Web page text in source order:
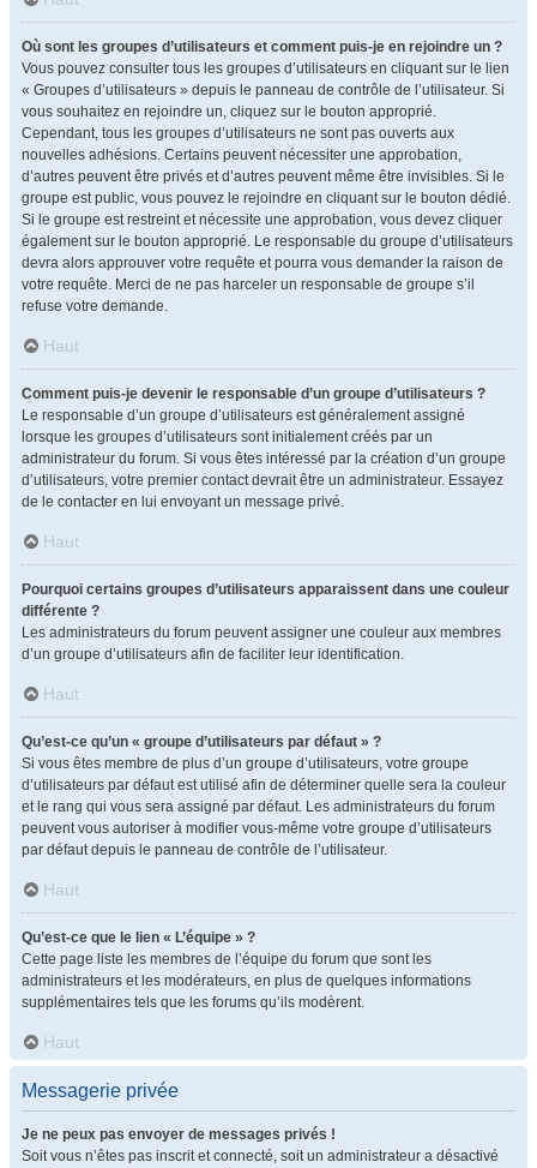
Où sont les groupes d’utilisateurs et comment puis-je en rejoindre un ?
Vous pouvez consulter tous les groupes d’utilisateurs en cliquant sur le lien
« Groupes d’utilisateurs » depuis le panneau de contrôle de l’utilisateur. Si
vous souhaitez en rejoindre un, cliquez sur le bouton approprié.
Cependant, tous les groupes d’utilisateurs ne sont pas ouverts aux
nouvelles adhésions. Certains peuvent nécessiter une approbation,
d’autres peuvent être privés et d’autres peuvent même être invisibles. Si le
groupe est public, vous pouvez le rejoindre en cliquant sur le bouton dédié.
Si le groupe est restreint et nécessite une approbation, vous devez cliquer
également sur le bouton approprié. Le responsable du groupe d’utilisateurs
devra alors approuver votre requête et pourra vous demander la raison de
votre requête. Merci de ne pas harceler un responsable de groupe s’il
refuse votre demande.
Haut
Comment puis-je devenir le responsable d’un groupe d’utilisateurs ?
Le responsable d’un groupe d’utilisateurs est généralement assigné
lorsque les groupes d’utilisateurs sont initialement créés par un
administrateur du forum. Si vous êtes intéressé par la création d’un groupe
d’utilisateurs, votre premier contact devrait être un administrateur. Essayez
de le contacter en lui envoyant un message privé.
Haut
Pourquoi certains groupes d’utilisateurs apparaissent dans une couleur
différente ?
Les administrateurs du forum peuvent assigner une couleur aux membres
d’un groupe d’utilisateurs afin de faciliter leur identification.
Haut
Qu’est-ce qu’un « groupe d’utilisateurs par défaut » ?
Si vous êtes membre de plus d’un groupe d’utilisateurs, votre groupe
d’utilisateurs par défaut est utilisé afin de déterminer quelle sera la couleur
et le rang qui vous sera assigné par défaut. Les administrateurs du forum
peuvent vous autoriser à modifier vous-même votre groupe d’utilisateurs
par défaut depuis le panneau de contrôle de l’utilisateur.
Haut
Qu’est-ce que le lien « L’équipe » ?
Cette page liste les membres de l’équipe du forum que sont les
administrateurs et les modérateurs, en plus de quelques informations
supplémentaires tels que les forums qu’ils modèrent.
Haut
Messagerie privée
Je ne peux pas envoyer de messages privés !
Soit vous n’êtes pas inscrit et connecté, soit un administrateur a désactivé